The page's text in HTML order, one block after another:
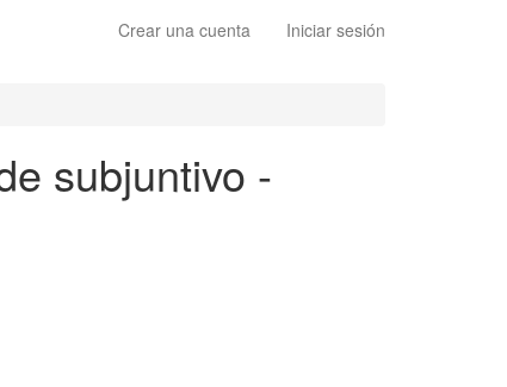
Crear una cuenta Iniciar sesión
subjuntivo -